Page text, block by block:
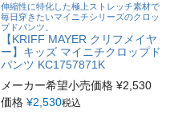
伸縮性に特化した極上ストレッチ素材で
毎日穿きたいマイニチシリーズのクロッ
プドパンツ。
【KRIFF MAYER クリフメイヤ
ー】キッズ マイニチクロップド
パンツ KC1757871K
メーカー希望小売価格 ¥2,530
価格 ¥2,530税込